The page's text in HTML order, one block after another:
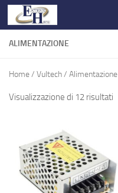
Salta al contenuto
ALIMENTAZIONE
Home/ Vultech/ Alimentazione
Visualizzazione di 12 risultati